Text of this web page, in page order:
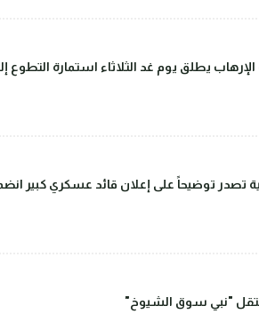
يطلق يوم غد الثلاثاء استمارة التطوع
تصدر توضيحاً على إعلان قائد عسكري كبير
"نبي سوق الشيوخ"